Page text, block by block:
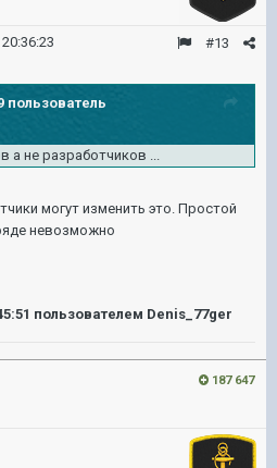
#13
пользователь
а не разработчиков ...
могут изменить это. Простой
невозможно
пользователем Denis_77ger
187 647